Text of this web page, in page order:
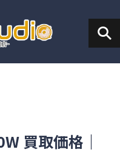
買取価格｜